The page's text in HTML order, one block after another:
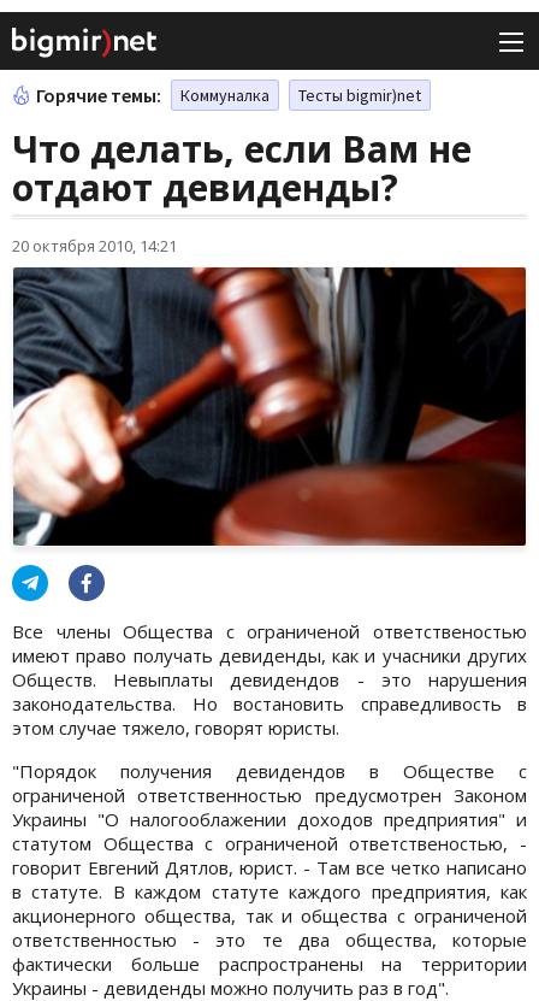
Горячие темы: Коммуналка Тесты bigmir)net
Что делать, если Вам не
отдают девиденды?
20 октября 2010, 14:21
Все члены Общества с ограниченой ответственостью
имеют право получать девиденды, как и учасники других
Обществ. Невыплаты девидендов - это нарушения
законодательства. Но востановить справедливость в
этом случае тяжело, говорят юристы.
"Порядок получения девидендов в Обществе с
ограниченой ответственностью предусмотрен Законом
Украины "О налогооблажении доходов предприятия" и
статутом Общества с ограниченой ответственостью, -
говорит Евгений Дятлов, юрист. - Там все четко написано
в статуте. В каждом статуте каждого предприятия, как
акционерного общества, так и общества с ограниченой
ответственностью - это те два общества, которые
фактически больше распространены на территории
Украины - девиденды можно получить раз в год".